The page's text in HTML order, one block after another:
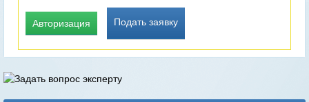
Авторизация Подать заявку